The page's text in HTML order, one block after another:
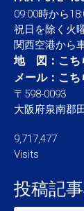
09:00時から
祝日を除く火
関西空港から
地 図： こち
メール： こち
〒598-0093
大阪府泉南郡
9,717,477
Visits
投稿記